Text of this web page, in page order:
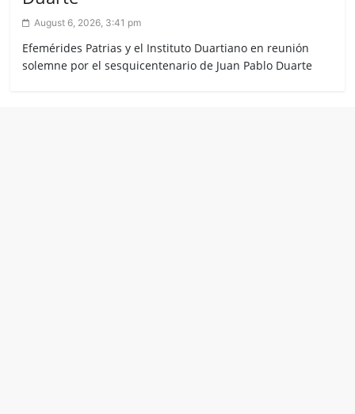
August 6, 2026, 3:41 pm
Efemérides Patrias y el Instituto Duartiano en reunión
solemne por el sesquicentenario de Juan Pablo Duarte